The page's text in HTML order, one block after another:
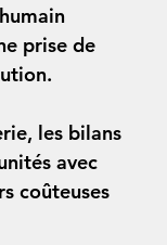
prise de
les bilans
avec
coûteuses